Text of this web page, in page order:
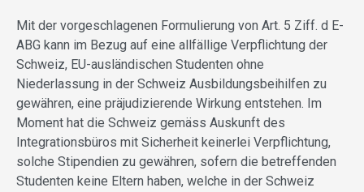
Mit der vorgeschlagenen Formulierung von Art. 5 Ziff. d E-
ABG kann im Bezug auf eine allfällige Verpflichtung der
Schweiz, EU-ausländischen Studenten ohne
Niederlassung in der Schweiz Ausbildungsbeihilfen zu
gewähren, eine präjudizierende Wirkung entstehen. Im
Moment hat die Schweiz gemäss Auskunft des
Integrationsbüros mit Sicherheit keinerlei Verpflichtung,
solche Stipendien zu gewähren, sofern die betreffenden
Studenten keine Eltern haben, welche in der Schweiz